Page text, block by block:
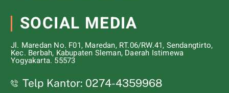
SOCIAL MEDIA
Jl. Maredan No. F01, Maredan, RT.06/RW.41, Sendangtirto,
Kec. Berbah, Kabupaten Sleman, Daerah Istimewa
Yogyakarta. 55573
Telp Kantor: 0274-4359968